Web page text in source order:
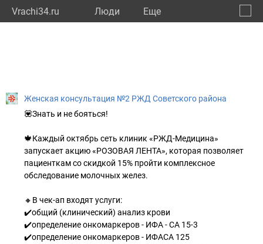
Vrachi34.ru Люди Eще
Женская консультация №2 РЖД Советского района
💟Знать и не бояться!
🍁Каждый октябрь сеть клиник «РЖД-Медицина»
запускает акцию «РОЗОВАЯ ЛЕНТА», которая позволяет
пациенткам со скидкой 15% пройти комплексное
обследование молочных желез.
🔸В чек-ап входят услуги:
✔️общий (клинический) анализ крови
✔️определение онкомаркеров - ИФА - СА 15-3
✔️определение онкомаркеров - ИФАCA 125